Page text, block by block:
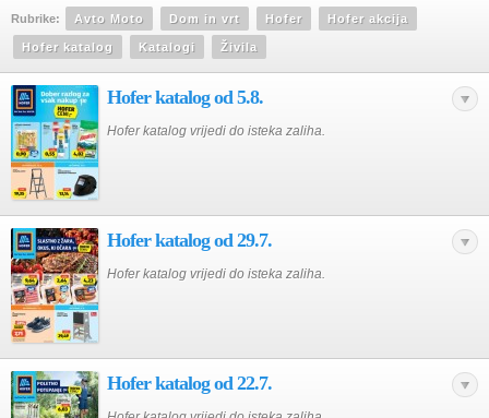
Rubrike: Avto Moto Dom in vrt Hofer Hofer akcija
Hofer katalog Katalogi Živila
Hofer katalog od 5.8.
Hofer katalog vrijedi do isteka zaliha.
Hofer katalog od 29.7.
Hofer katalog vrijedi do isteka zaliha.
Hofer katalog od 22.7.